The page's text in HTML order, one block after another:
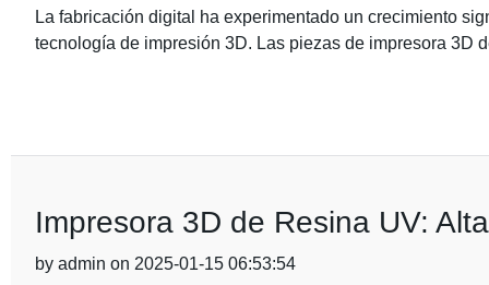
La fabricación digital ha experimentado un crecimiento
tecnología de impresión 3D. Las piezas de impresora 3D
Impresora 3D de Resina UV:
by admin on 2025-01-15 06:53:54